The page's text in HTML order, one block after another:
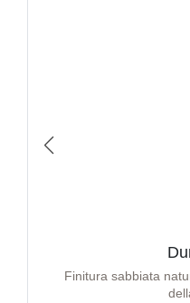
Finitura sabbiata